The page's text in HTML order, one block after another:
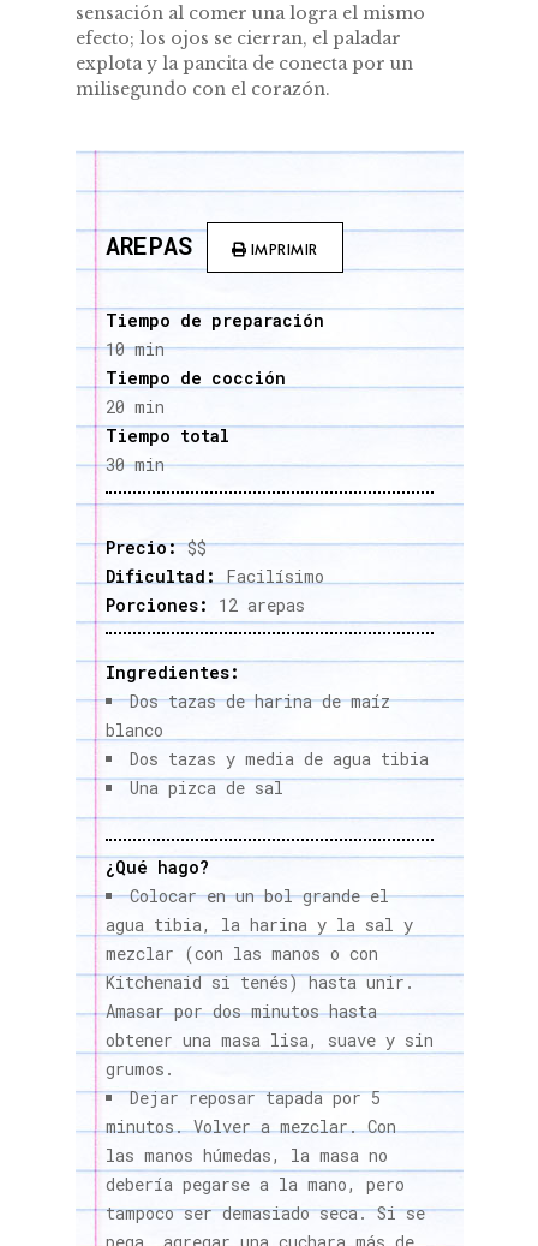
sensación al comer una logra el mismo
efecto; los ojos se cierran, el paladar
explota y la pancita de conecta por un
milisegundo con el corazón.
AREPAS IMPRIMIR
Tiempo de preparación
10 min
Tiempo de cocción
20 min
Tiempo total
30 min
Precio:$$
Dificultad:
Facilísimo
Porciones:
12 arepas
Ingredientes:
Dos tazas de harina de maíz
blanco
Dos tazas y media de agua tibia
Una pizca de sal
¿Qué hago?
Colocar en un bol grande el
agua tibia, la harina y la sal y
mezclar (con las manos o con
Kitchenaid si tenés) hasta unir.
Amasar por dos minutos hasta
obtener una masa lisa, suave y sin
grumos.
Dejar reposar tapada por 5
minutos. Volver a mezclar. Con
las manos húmedas, la masa no
debería pegarse a la mano, pero
tampoco ser demasiado seca. Si se
pega, agregar una cuchara más de